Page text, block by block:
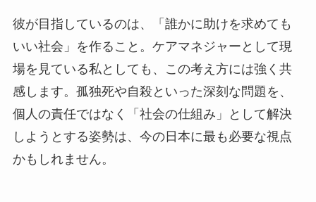
彼が目指しているのは、「誰かに助けを求めても
いい社会」を作ること。ケアマネジャーとして現
場を見ている私としても、この考え方には強く共
感します。孤独死や自殺といった深刻な問題を、
個人の責任ではなく「社会の仕組み」として解決
しようとする姿勢は、今の日本に最も必要な視点
かもしれません。